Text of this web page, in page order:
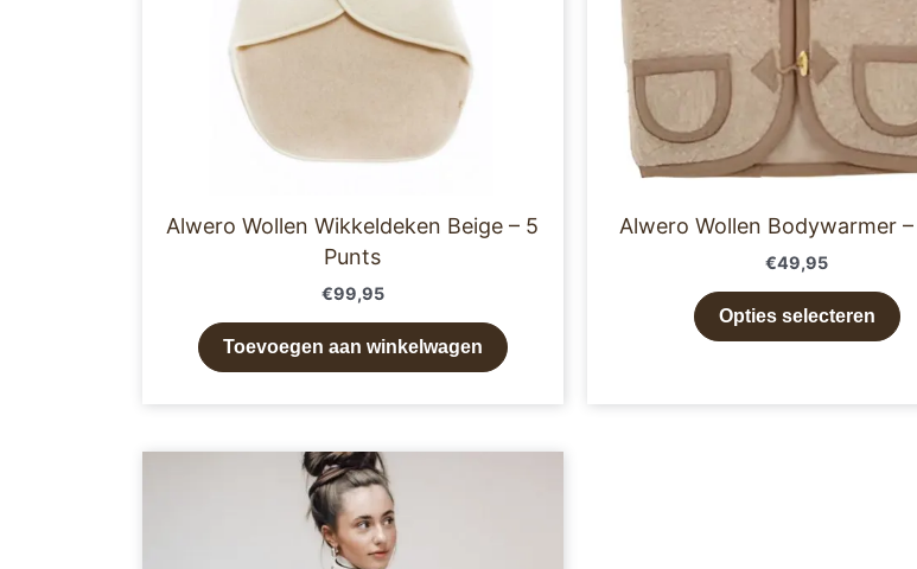
Alwero Wollen Wikkeldeken Beige – 5
Punts
€99,95
Toevoegen aan winkelwagen
Alwero Wollen Bodywarmer
€49,95
Opties selecteren